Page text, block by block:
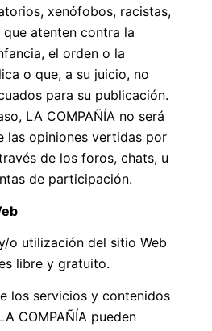
xenófobos, racistas,
atenten contra la
el orden o la
o que, a su juicio, no
para su publicación.
LA COMPAÑÍA no será
las opiniones vertidas por
de los foros, chats, u
de participación.
o utilización del sitio Web
libre y gratuito.
los servicios y contenidos
COMPAÑÍA pueden